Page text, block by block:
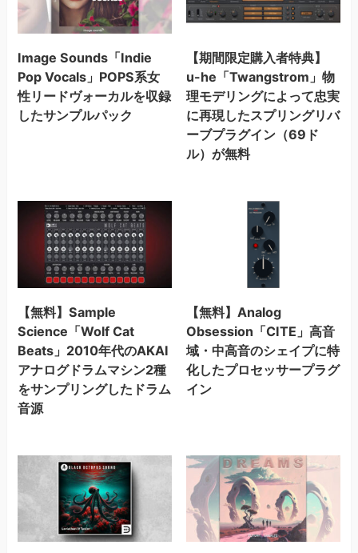
Image Sounds「Indie
Pop Vocals」POPS系女
性リードヴォーカルを収録
したサンプルパック
【期間限定購入者特典】
u-he「Twangstrom」物
理モデリングによって忠実
に再現したスプリングリバ
ーブプラグイン（69ド
ル）が無料
【無料】Sample
Science「Wolf Cat
Beats」2010年代のAKAI
アナログドラムマシン2種
をサンプリングしたドラム
音源
【無料】Analog
Obsession「CITE」高音
域・中高音のシェイプに特
化したプロセッサープラグ
イン